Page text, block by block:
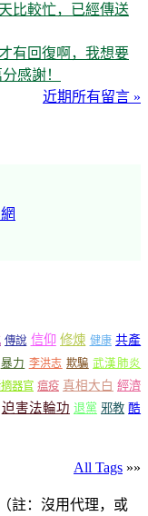
比較忙，已經傳送
有回復啊，我想要
感謝！
近期所有留言 »
傳說 信仰 修煉 健康 共產
暴力 李洪志 欺騙 武漢肺炎
器官 瘟疫 真相大白 經濟
迫害法輪功 退黨 邪教 酷
All Tags »»
（註：沒用代理，或